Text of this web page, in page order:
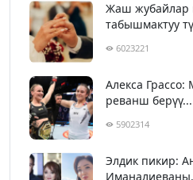
Жаш жубайлар
табышмактуу
6023221
Алекса
реванш берүү...
5902314
Элдик пикир: